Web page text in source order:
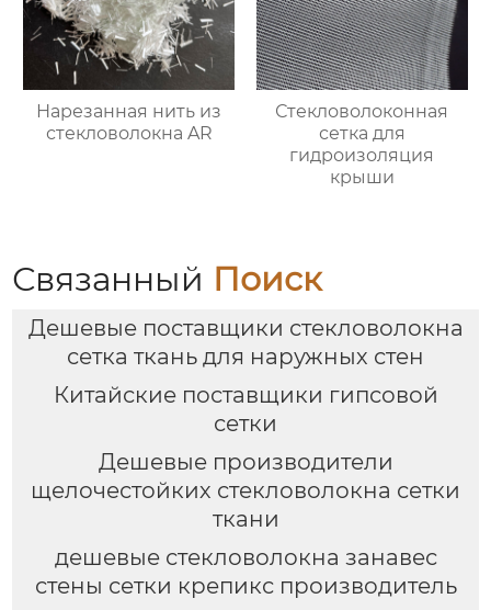
Нарезанная нить из
стекловолокна AR
Стекловолоконная
сетка для
гидроизоляция
крыши
Связанный Поиск
Дешевые поставщики стекловолокна
сетка ткань для наружных стен
Китайские поставщики гипсовой
сетки
Дешевые производители
щелочестойких стекловолокна сетки
ткани
дешевые стекловолокна занавес
стены сетки крепикс производитель